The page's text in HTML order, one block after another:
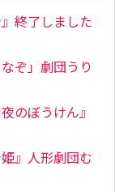
終了しました
ぞ」劇団うり
のぼうけん』
』人形劇団む